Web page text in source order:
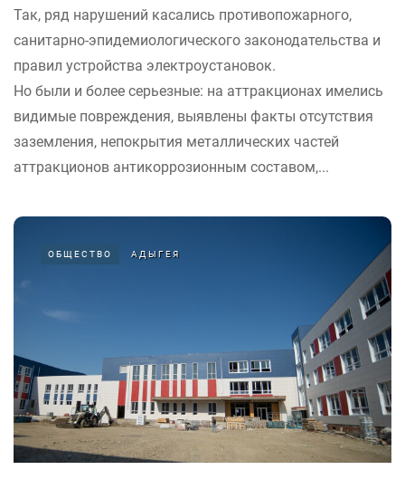
Так, ряд нарушений касались противопожарного,
санитарно-эпидемиологического законодательства и
правил устройства электроустановок.
Но были и более серьезные: на аттракционах имелись
видимые повреждения, выявлены факты отсутствия
заземления, непокрытия металлических частей
аттракционов антикоррозионным составом,...
ОБЩЕСТВО АДЫГЕЯ